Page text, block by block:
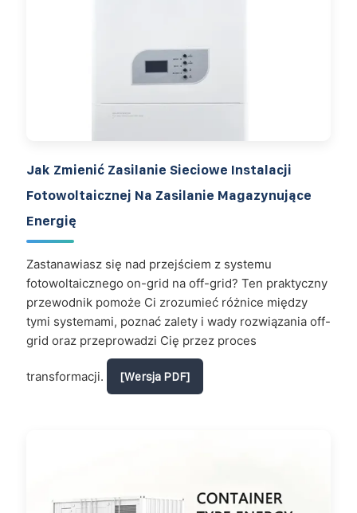
Jak Zmienić Zasilanie Sieciowe Instalacji
Fotowoltaicznej Na Zasilanie Magazynujące
Energię
Zastanawiasz się nad przejściem z systemu
fotowoltaicznego on-grid na off-grid? Ten praktyczny
przewodnik pomoże Ci zrozumieć różnice między
tymi systemami, poznać zalety i wady rozwiązania off-
grid oraz przeprowadzi Cię przez proces
transformacji. [Wersja PDF]